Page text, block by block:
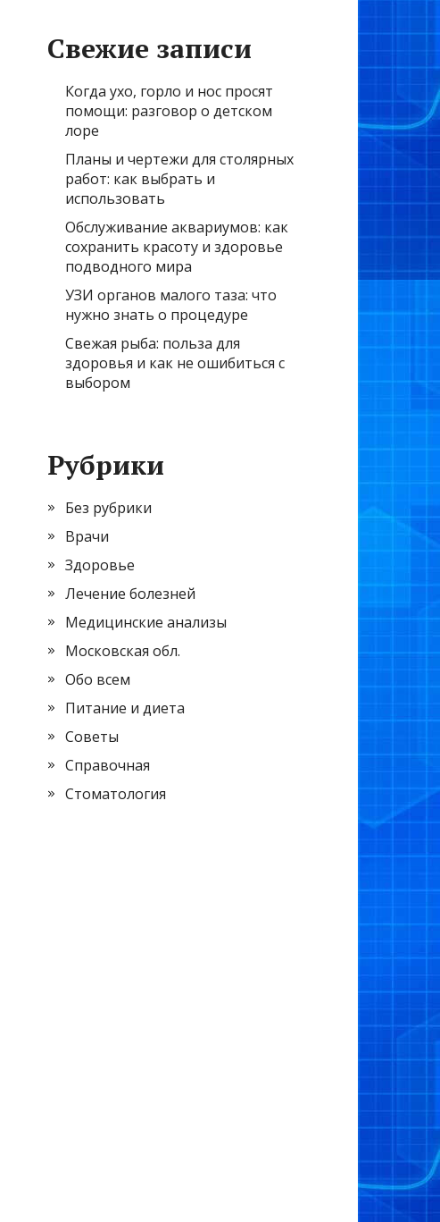
Свежие записи
Когда ухо, горло и нос просят
помощи: разговор о детском
лоре
Планы и чертежи для столярных
работ: как выбрать и
использовать
Обслуживание аквариумов: как
сохранить красоту и здоровье
подводного мира
УЗИ органов малого таза: что
нужно знать о процедуре
Свежая рыба: польза для
здоровья и как не ошибиться с
выбором
Рубрики
Без рубрики
Врачи
Здоровье
Лечение болезней
Медицинские анализы
Московская обл.
Обо всем
Питание и диета
Советы
Справочная
Стоматология